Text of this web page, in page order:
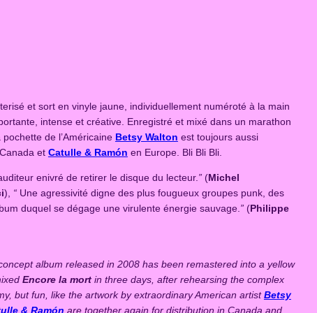
et sort en vinyle jaune, individuellement numéroté à la main
intense et créative. Enregistré et mixé dans un marathon
de l’Américaine Betsy Walton est toujours aussi
et Catulle & Ramón en Europe. Bli Bli Bli.
enivré de retirer le disque du lecteur. ”(Michel
), “Une agressivité digne des plus fougueux groupes punk, des
duquel se dégage une virulente énergie sauvage. ” (Philippe
album released in 2008 has been remastered into a yellow
Encore la mortin three days, after rehearsing the complex
but fun, like the artwork by extraordinary American artistBetsy
& Ramón are together again for distribution in Canada and